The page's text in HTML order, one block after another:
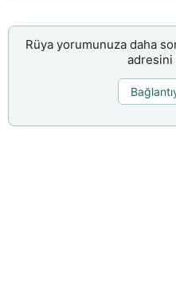
Rüya yorumunuza daha
adresini